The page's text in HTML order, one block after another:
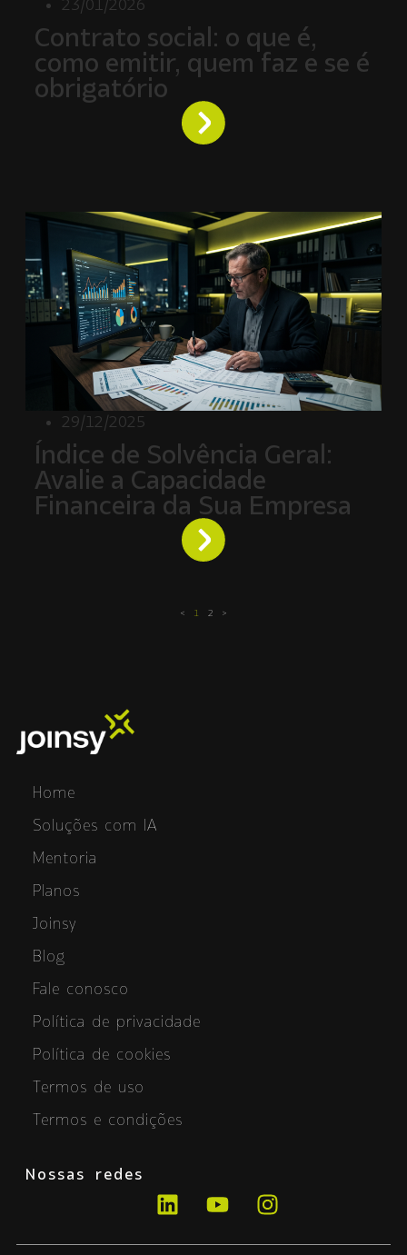
23/01/2026
Contrato social: o que é,
como emitir, quem faz e se é
obrigatório
29/12/2025
Índice de Solvência Geral:
Avalie a Capacidade
Financeira da Sua Empresa
< 1 2 >
Home
Soluções com IA
Mentoria
Planos
Joinsy
Blog
Fale conosco
Política de privacidade
Política de cookies
Termos de uso
Termos e condições
Nossas redes